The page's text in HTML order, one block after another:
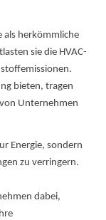
als herkömmliche
sie die HVAC-
bieten, tragen
Unternehmen
Energie, sondern
zu verringern.
dabei,